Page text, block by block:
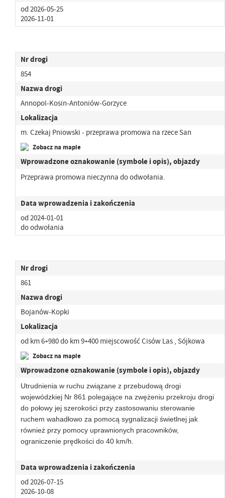
od 2026-05-25
2026-11-01
Nr drogi
854
Nazwa drogi
Annopol-Kosin-Antoniów-Gorzyce
Lokalizacja
m. Czekaj Pniowski - przeprawa promowa na rzece San
Zobacz na mapie
Wprowadzone oznakowanie (symbole i opis), objazdy
Przeprawa promowa nieczynna do odwołania.
Data wprowadzenia i zakończenia
od 2024-01-01
do odwołania
Nr drogi
861
Nazwa drogi
Bojanów-Kopki
Lokalizacja
od km 6+980 do km 9+400 miejscowość Cisów Las , Sójkowa
Zobacz na mapie
Wprowadzone oznakowanie (symbole i opis), objazdy
Utrudnienia w ruchu związane z przebudową drogi
wojewódzkiej Nr 861 polegające na zwężeniu przekroju drogi
do połowy jej szerokości przy zastosowaniu sterowanie
ruchem wahadłowo za pomocą sygnalizacji świetlnej jak
również przy pomocy uprawnionych pracowników,
ograniczenie prędkości do 40 km/h.
Data wprowadzenia i zakończenia
od 2026-07-15
2026-10-08